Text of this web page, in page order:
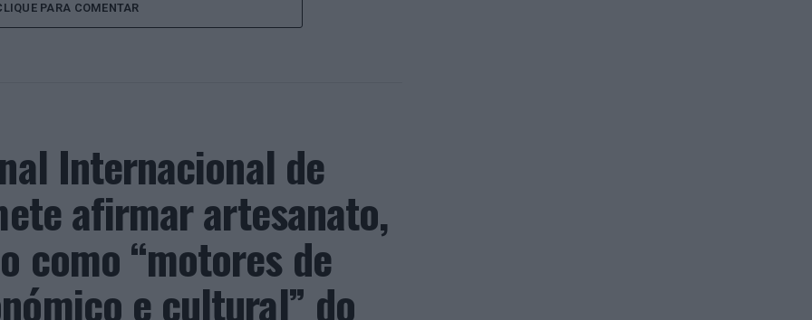
PARA COMENTAR
Internacional de
afirmar artesanato,
como “motores de
e cultural” do